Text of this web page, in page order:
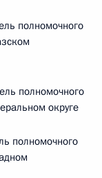
полномочного
полномочного
округе
полномочного